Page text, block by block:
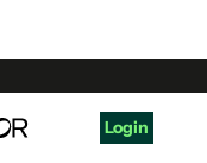
Login